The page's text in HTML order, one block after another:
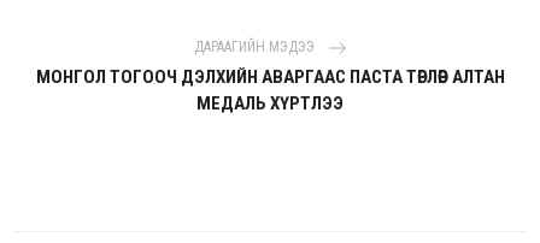
ДАРААГИЙН МЭДЭЭ
МОНГОЛ ТОГООЧ ДЭЛХИЙН АВАРГААС ПАСТА ТӨРЛӨӨР АЛТАН
МЕДАЛЬ ХҮРТЛЭЭ